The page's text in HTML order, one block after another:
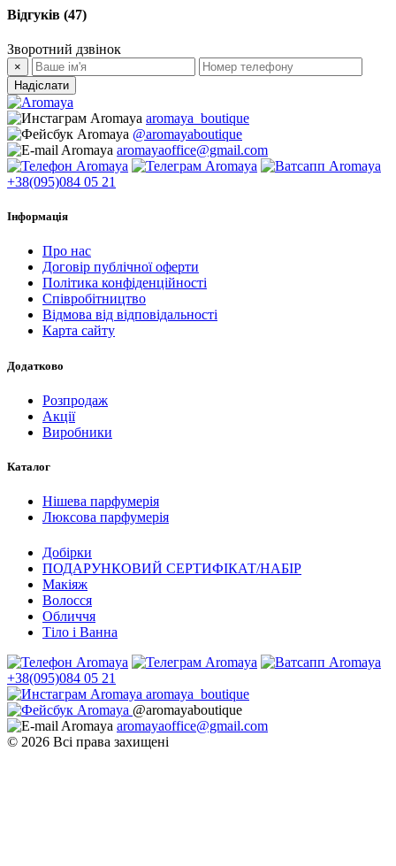
Відгуків (47)
Зворотний дзвінок
×
Надіслати
aromaya_boutique
@aromayaboutique
aromayaoffice@gmail.com
+38(095)084 05 21
Інформація
Про нас
Договір публічної оферти
Політика конфіденційності
Співробітництво
Відмова від відповідальності
Карта сайту
Додатково
Розпродаж
Акції
Виробники
Каталог
Нішева парфумерія
Люксова парфумерія
Добірки
ПОДАРУНКОВИЙ СЕРТИФІКАТ/НАБІР
Макіяж
Волосся
Обличчя
Тіло і Ванна
+38(095)084 05 21
aromaya_boutique
@aromayaboutique
aromayaoffice@gmail.com
© 2026 Всі права захищені